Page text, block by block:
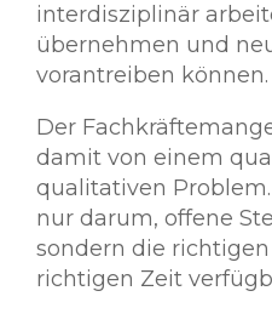
interdisziplinär
übernehmen und
vorantreiben können.
Der
damit von einem
qualitativen
nur darum, offene
sondern die
richtigen Zeit